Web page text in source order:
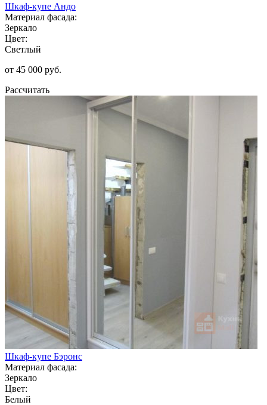
Шкаф-купе Андо
Материал фасада:
Зеркало
Цвет:
Светлый
от 45 000 руб.
Рассчитать
Шкаф-купе Бэронс
Материал фасада:
Зеркало
Цвет:
Белый